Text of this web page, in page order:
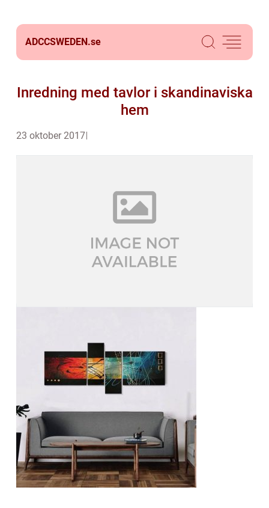
ADCCSWEDEN.se
Inredning med tavlor i skandinaviska
hem
23 oktober 2017